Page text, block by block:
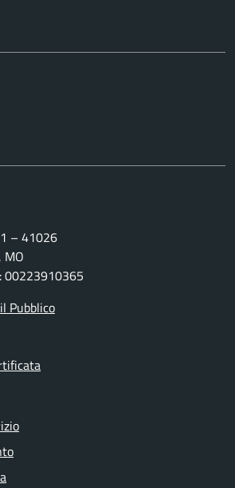
– 41026
MO
00223910365
Pubblico